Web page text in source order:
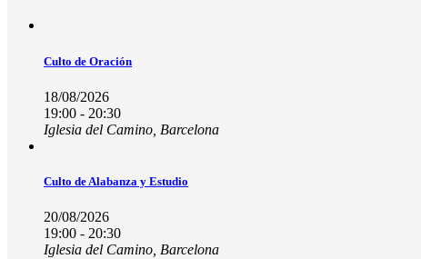
Culto de Oración
18/08/2026
19:00 - 20:30
Iglesia del Camino, Barcelona
Culto de Alabanza y Estudio
20/08/2026
19:00 - 20:30
Iglesia del Camino, Barcelona